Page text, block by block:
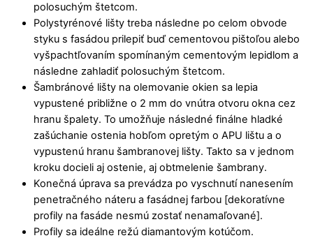
polosuchým štetcom.
Polystyrénové lišty treba následne po celom obvode
styku s fasádou prilepiť buď cementovou pištoľou alebo
vyšpachtľovaním spomínaným cementovým lepidlom a
následne zahladiť polosuchým štetcom.
Šambránové lišty na olemovanie okien sa lepia
vypustené približne o 2 mm do vnútra otvoru okna cez
hranu špalety. To umožňuje následné finálne hladké
zašúchanie ostenia hobľom opretým o APU lištu a o
vypustenú hranu šambranovej lišty. Takto sa v jednom
kroku docieli aj ostenie, aj obtmelenie šambrany.
Konečná úprava sa prevádza po vyschnutí nanesením
penetračného náteru a fasádnej farbou [dekoratívne
profily na fasáde nesmú zostať nenamaľované].
Profily sa ideálne režú diamantovým kotúčom.